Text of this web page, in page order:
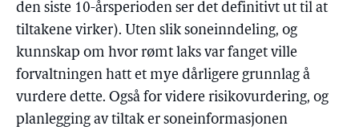
den siste 10-årsperioden ser det definitivt ut til at
tiltakene virker). Uten slik soneinndeling, og
kunnskap om hvor rømt laks var fanget ville
forvaltningen hatt et mye dårligere grunnlag å
vurdere dette. Også for videre risikovurdering, og
planlegging av tiltak er soneinformasjonen